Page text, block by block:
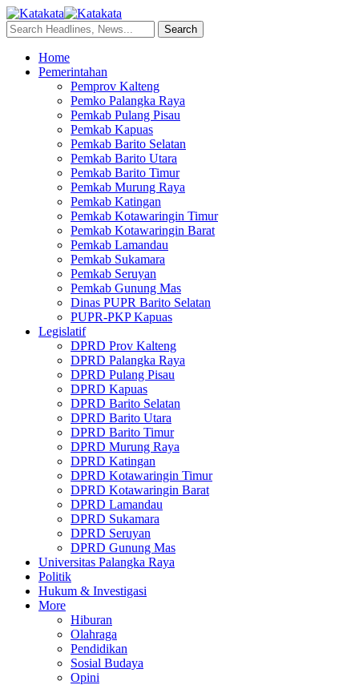
Home
Pemerintahan
Pemprov Kalteng
Pemko Palangka Raya
Pemkab Pulang Pisau
Pemkab Kapuas
Pemkab Barito Selatan
Pemkab Barito Utara
Pemkab Barito Timur
Pemkab Murung Raya
Pemkab Katingan
Pemkab Kotawaringin Timur
Pemkab Kotawaringin Barat
Pemkab Lamandau
Pemkab Sukamara
Pemkab Seruyan
Pemkab Gunung Mas
Dinas PUPR Barito Selatan
PUPR-PKP Kapuas
Legislatif
DPRD Prov Kalteng
DPRD Palangka Raya
DPRD Pulang Pisau
DPRD Kapuas
DPRD Barito Selatan
DPRD Barito Utara
DPRD Barito Timur
DPRD Murung Raya
DPRD Katingan
DPRD Kotawaringin Timur
DPRD Kotawaringin Barat
DPRD Lamandau
DPRD Sukamara
DPRD Seruyan
DPRD Gunung Mas
Universitas Palangka Raya
Politik
Hukum & Investigasi
More
Hiburan
Olahraga
Pendidikan
Sosial Budaya
Opini